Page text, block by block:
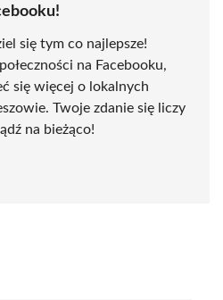
się tym co najlepsze!
na Facebooku,
się więcej o lokalnych
Twoje zdanie się liczy
na bieżąco!